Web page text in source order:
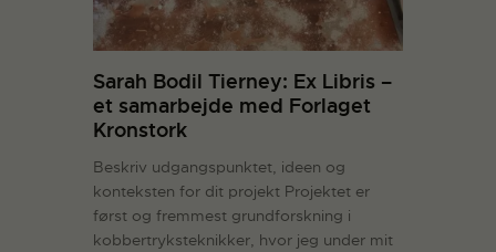
Sarah Bodil Tierney: Ex Libris –
et samarbejde med Forlaget
Kronstork
Beskriv udgangspunktet, ideen og
konteksten for dit projekt Projektet er
først og fremmest grundforskning i
kobbertryksteknikker, hvor jeg under mit